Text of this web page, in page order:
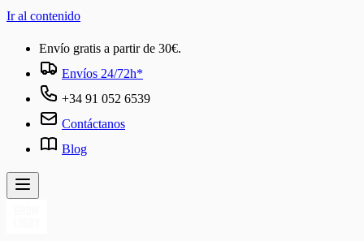
Ir al contenido
Envío gratis a partir de 30€.
Envíos 24/72h*
+34 91 052 6539
Contáctanos
Blog